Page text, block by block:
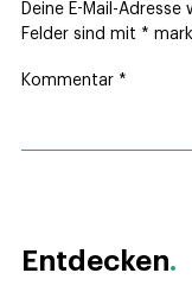
Deine E-Mail-
Felder sind mit *
Kommentar *
Entdecken